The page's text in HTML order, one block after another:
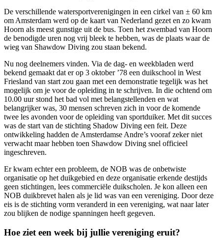
De verschillende watersportverenigingen in een cirkel van ± 60 km
om Amsterdam werd op de kaart van Nederland gezet en zo kwam
Hoorn als meest gunstige uit de bus. Toen het zwembad van Hoorn
de benodigde uren nog vrij bleek te hebben, was de plaats waar de
wieg van Shawdow Diving zou staan bekend.
Nu nog deelnemers vinden. Via de dag- en weekbladen werd
bekend gemaakt dat er op 3 oktober ’78 een duikschool in West
Friesland van start zou gaan met een demonstratie tegelijk was het
mogelijk om je voor de opleiding in te schrijven. In die ochtend om
10.00 uur stond het bad vol met belangstellenden en wat
belangrijker was, 30 mensen schreven zich in voor de komende
twee les avonden voor de opleiding van sportduiker. Met dit succes
was de start van de stichting Shadow Diving een feit. Deze
ontwikkeling hadden de Amsterdamse Andre’s vooraf zeker niet
verwacht maar hebben toen Shawdow Diving snel officieel
ingeschreven.
Er kwam echter een probleem, de NOB was de onbetwiste
organisatie op het duikgebied en deze organisatie erkende destijds
geen stichtingen, lees commerciële duikscholen. Je kon alleen een
NOB duikbrevet halen als je lid was van een vereniging. Door deze
eis is de stichting vorm veranderd in een vereniging, wat naar later
zou blijken de nodige spanningen heeft gegeven.
Hoe ziet een week bij jullie vereniging eruit?